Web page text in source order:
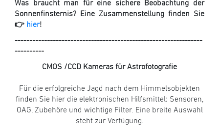
Was braucht man für eine sichere Beobachtung der
Sonnenfinsternis? Eine Zusammenstellung finden Sie
👉 hier!
----------------------------------------------------------------
----------
CMOS /CCD Kameras für Astrofotografie
Für die erfolgreiche Jagd nach dem Himmelsobjekten
finden Sie hier die elektronischen Hilfsmittel: Sensoren,
OAG, Zubehöre und wichtige Filter. Eine breite Auswahl
steht zur Verfügung.